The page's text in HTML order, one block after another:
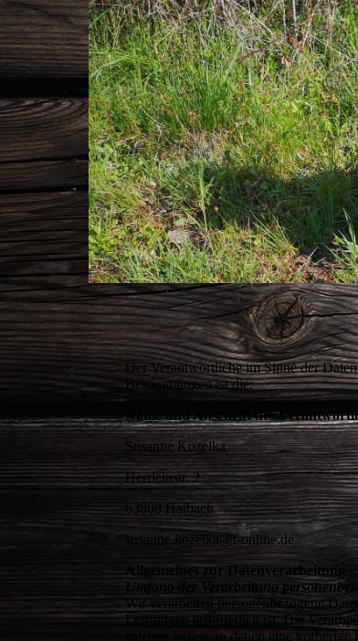
Der Verantwortliche im Sinne der
Bestimmungen ist die:
Name und Anschrift des
Susanne Kozelka
Herrleinstr. 2
63808 Haibach
susanne.kozelka@t-online.de
Allgemeines zur Datenverarbeitung
Umfang der Verarbeitung
Wir verarbeiten personenbezogene
Leistungen erforderlich ist. Die
solchen Fällen, in denen eine